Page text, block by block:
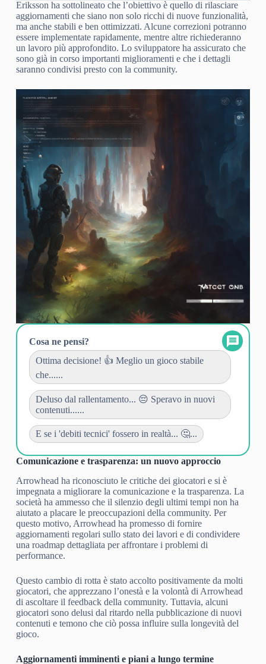
Eriksson ha sottolineato che l’obiettivo è quello di rilasciare
aggiornamenti che siano non solo ricchi di nuove funzionalità,
ma anche stabili e ben ottimizzati. Alcune correzioni potranno
essere implementate rapidamente, mentre altre richiederanno
un lavoro più approfondito. Lo sviluppatore ha assicurato che
sono già in corso importanti miglioramenti e che i dettagli
saranno condivisi presto con la community.
Cosa ne pensi?
Ottima decisione! 👍 Meglio un gioco stabile
che......
Deluso dal rallentamento... 😔 Speravo in nuovi
contenuti......
E se i 'debiti tecnici' fossero in realtà... 🤔...
Comunicazione e trasparenza: un nuovo approccio
Arrowhead ha riconosciuto le critiche dei giocatori e si è
impegnata a migliorare la comunicazione e la trasparenza. La
società ha ammesso che il silenzio degli ultimi tempi non ha
aiutato a placare le preoccupazioni della community. Per
questo motivo, Arrowhead ha promesso di fornire
aggiornamenti regolari sullo stato dei lavori e di condividere
una roadmap dettagliata per affrontare i problemi di
performance.
Questo cambio di rotta è stato accolto positivamente da molti
giocatori, che apprezzano l’onestà e la volontà di Arrowhead
di ascoltare il feedback della community. Tuttavia, alcuni
giocatori sono delusi dal ritardo nella pubblicazione di nuovi
contenuti e temono che ciò possa influire sulla longevità del
gioco.
Aggiornamenti imminenti e piani a lungo termine